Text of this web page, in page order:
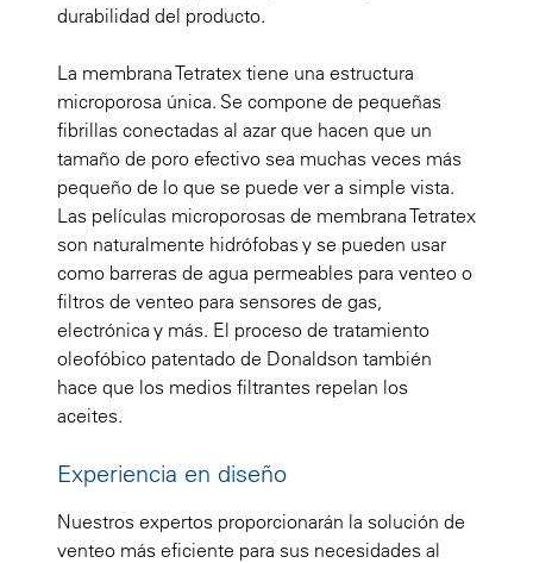
durabilidad del producto.
La membrana Tetratex tiene una estructura
microporosa única. Se compone de pequeñas
fibrillas conectadas al azar que hacen que un
tamaño de poro efectivo sea muchas veces más
pequeño de lo que se puede ver a simple vista.
Las películas microporosas de membrana Tetratex
son naturalmente hidrófobas y se pueden usar
como barreras de agua permeables para venteo o
filtros de venteo para sensores de gas,
electrónica y más. El proceso de tratamiento
oleofóbico patentado de Donaldson también
hace que los medios filtrantes repelan los
aceites.
Experiencia en diseño
Nuestros expertos proporcionarán la solución de
venteo más eficiente para sus necesidades al